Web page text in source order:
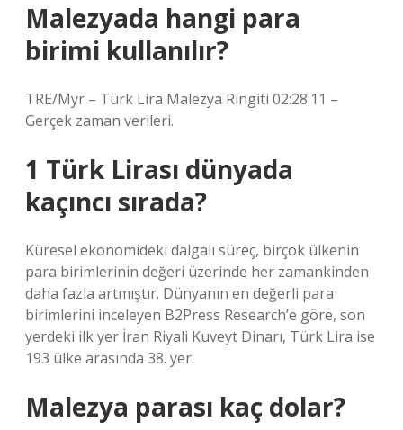
Malezyada hangi para
birimi kullanılır?
TRE/Myr – Türk Lira Malezya Ringiti 02:28:11 –
Gerçek zaman verileri.
1 Türk Lirası dünyada
kaçıncı sırada?
Küresel ekonomideki dalgalı süreç, birçok ülkenin
para birimlerinin değeri üzerinde her zamankinden
daha fazla artmıştır. Dünyanın en değerli para
birimlerini inceleyen B2Press Research’e göre, son
yerdeki ilk yer İran Riyali Kuveyt Dinarı, Türk Lira ise
193 ülke arasında 38. yer.
Malezya parası kaç dolar?